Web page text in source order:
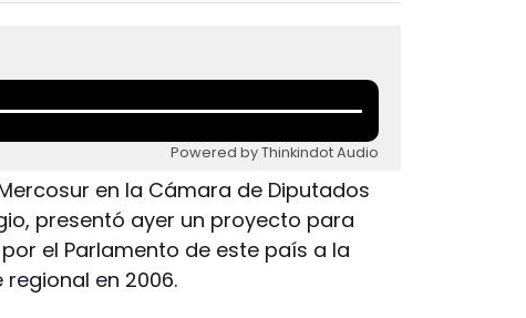
Powered by Thinkindot Audio
en la Cámara de Diputados
presentó ayer un proyecto para
el Parlamento de este país a la
en 2006.